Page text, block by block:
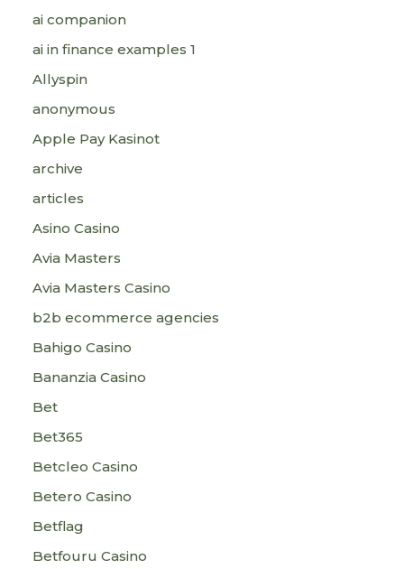
ai companion
ai in finance examples 1
Allyspin
anonymous
Apple Pay Kasinot
archive
articles
Asino Casino
Avia Masters
Avia Masters Casino
b2b ecommerce agencies
Bahigo Casino
Bananzia Casino
Bet
Bet365
Betcleo Casino
Betero Casino
Betflag
Betfouru Casino